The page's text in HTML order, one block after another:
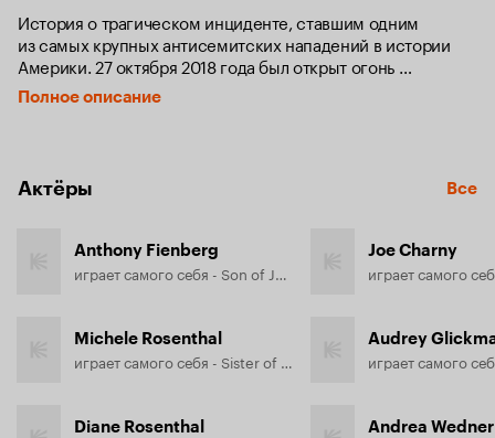
История о трагическом инциденте, ставшим одним
из самых крупных антисемитских нападений в истории
Америки. 27 октября 2018 года был открыт огонь
в синагоге Питтсбурга. Одиннадцать человек погибло
во время молитвы. Фильм основан на воспоминаниях
Полное описание
Актёры Все
Anthony Fienberg
играет самого себя - Son of Joyce Fienberg
Michele Rosenthal
играет самого себя - Sister of David and Cecil Rosenthal
Diane Rosenthal
Joe Charny
играет самого
Audrey
играет самого
Andrea Wedner